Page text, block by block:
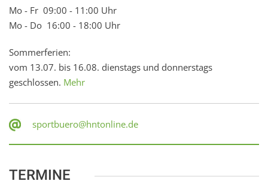
Mo - Fr 09:00 - 11:00 Uhr
Mo - Do 16:00 - 18:00 Uhr
Sommerferien:
vom 13.07. bis 16.08. dienstags und donnerstags
geschlossen. Mehr
sportbuero@hntonline.de
TERMINE